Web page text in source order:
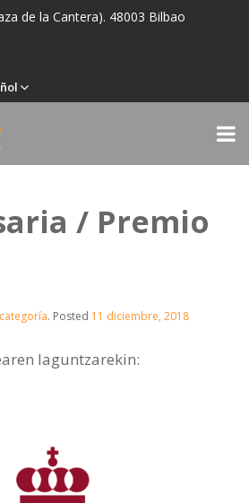
de la Cantera). 48003 Bilbao
/ Premio
. Posted 11 diciembre, 2018
laguntzarekin: